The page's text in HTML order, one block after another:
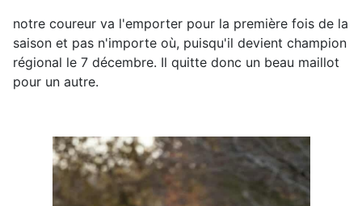
notre coureur va l'emporter pour la première fois de la
saison et pas n'importe où, puisqu'il devient champion
régional le 7 décembre. Il quitte donc un beau maillot
pour un autre.